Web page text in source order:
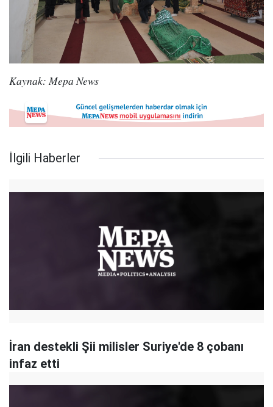
Kaynak: Mepa News
İlgili Haberler
İran destekli Şii milisler Suriye'de 8 çobanı
infaz etti